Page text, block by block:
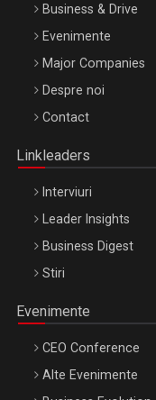
Be Inspired. Make it
Octombrie
Business & Drive
Evenimente
Major Companies
Despre noi
Contact
Linkleaders
Interviuri
Leader Insights
Business Digest
Stiri
Evenimente
CEO Conference
Alte Evenimente